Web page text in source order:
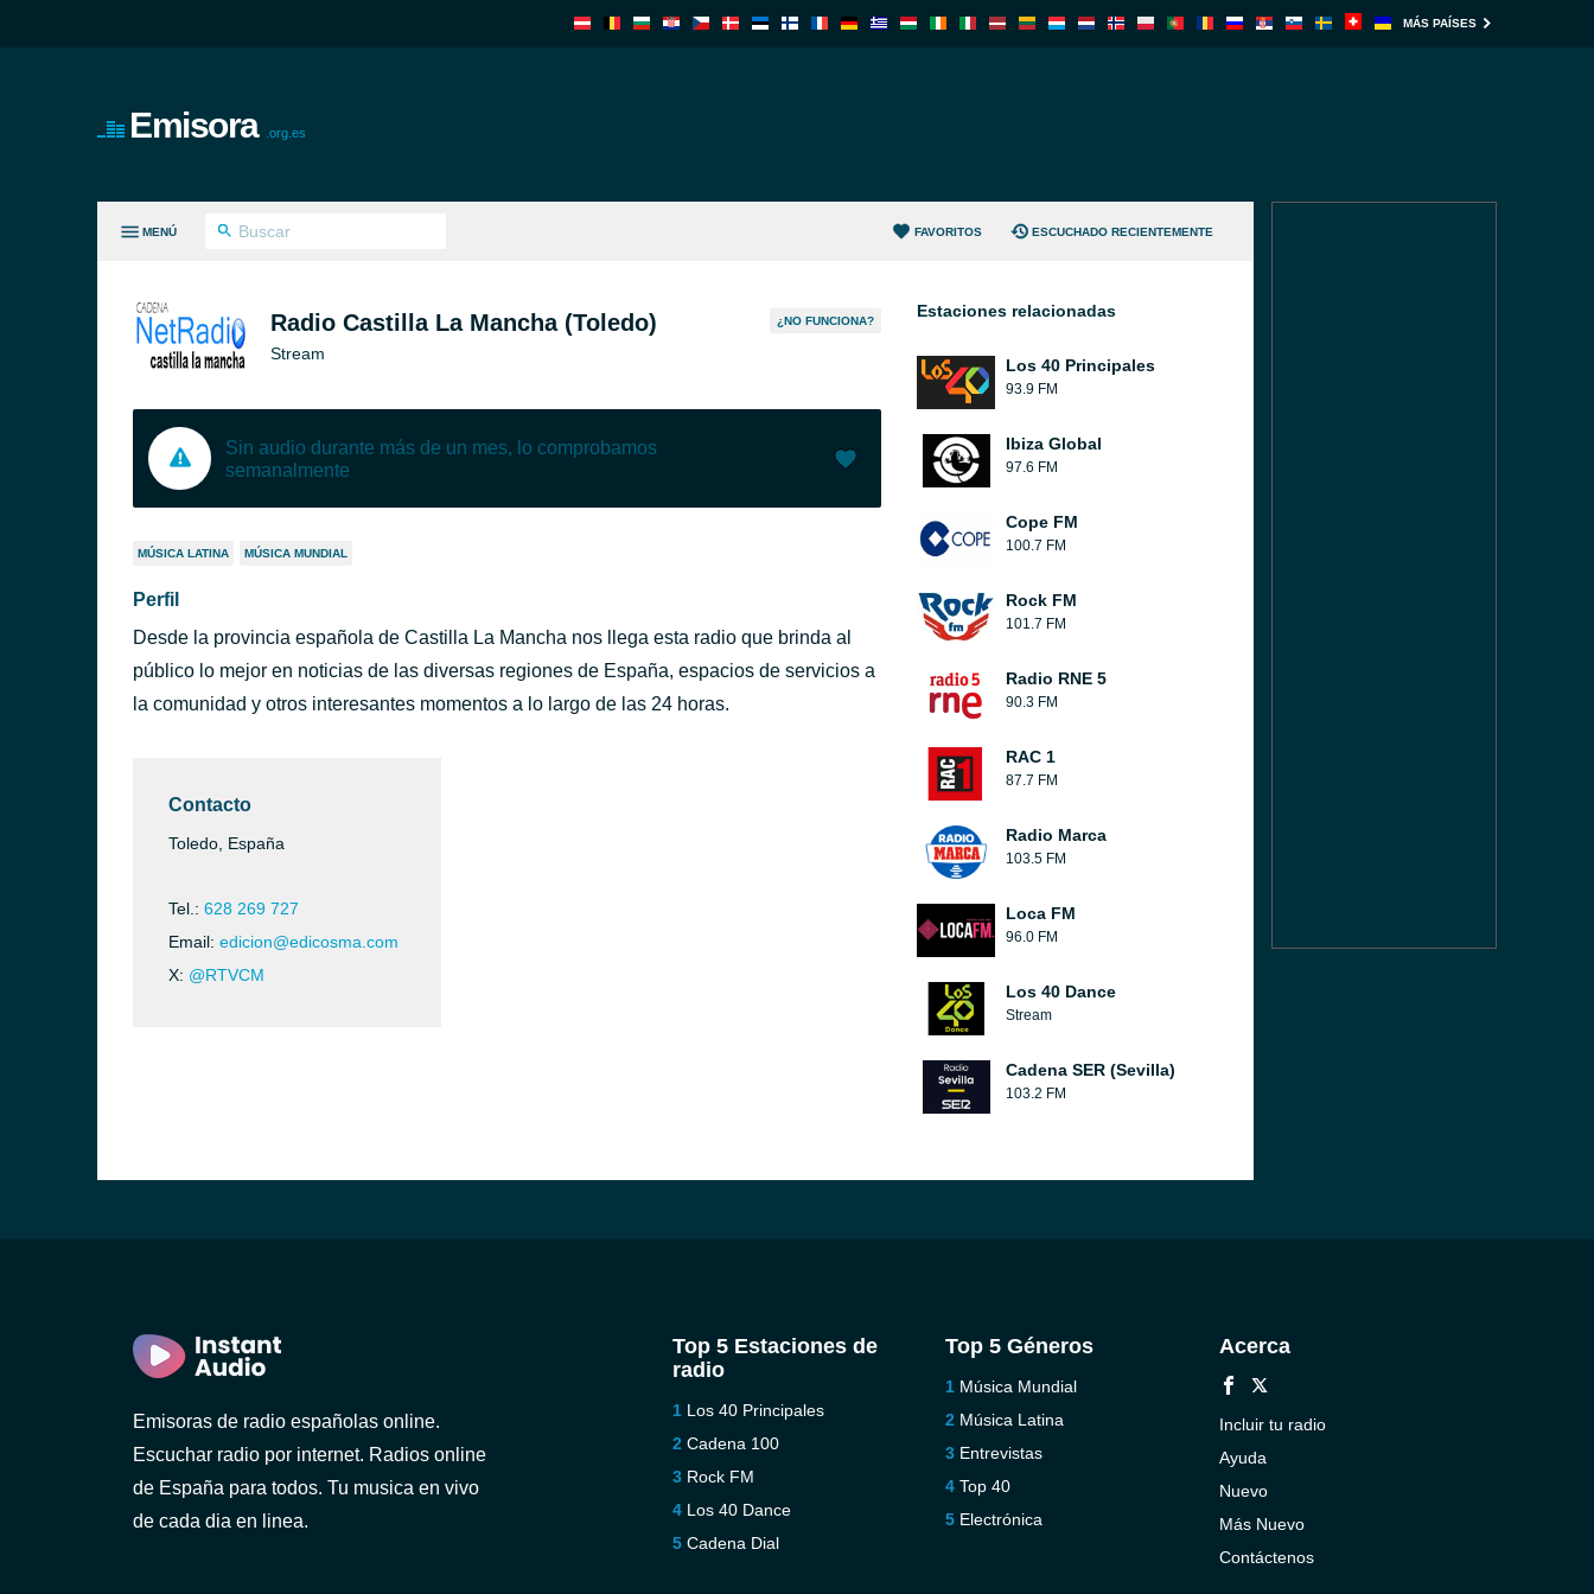
MÁS PAÍSES
Emisora .org.es
MENÚ FAVORITOS ESCUCHADO RECIENTEMENTE
Radio Castilla La Mancha (Toledo)
Stream
¿NO FUNCIONA?
Sin audio durante más de un mes, lo comprobamos
semanalmente
MÚSICA LATINA MÚSICA MUNDIAL
Perfil
Desde la provincia española de Castilla La Mancha nos llega esta radio que brinda al
público lo mejor en noticias de las diversas regiones de España, espacios de servicios a
la comunidad y otros interesantes momentos a lo largo de las 24 horas.
Contacto
Toledo, España
Tel.: 628 269 727
Email: edicion@edicosma.com
X: @RTVCM
Estaciones relacionadas
Los 40 Principales
93.9 FM
Ibiza Global
97.6 FM
Cope FM
100.7 FM
Rock FM
101.7 FM
Radio RNE 5
90.3 FM
RAC 1
87.7 FM
Radio Marca
103.5 FM
Loca FM
96.0 FM
Los 40 Dance
Stream
Cadena SER (Sevilla)
103.2 FM
Emisoras de radio españolas online.
Escuchar radio por internet. Radios online
de España para todos. Tu musica en vivo
de cada dia en linea.
Top 5 Estaciones de
radio
Los 40 Principales
Cadena 100
Rock FM
Los 40 Dance
Cadena Dial
Top 5 Géneros
Música Mundial
Música Latina
Entrevistas
Top 40
Electrónica
Acerca
Incluir tu radio
Ayuda
Nuevo
Más Nuevo
Contáctenos